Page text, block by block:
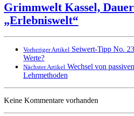
Grimmwelt Kassel,
„Erlebniswelt“
Vorheriger Artikel Seiwert-Tipp No.
Werte?
Nächster Artikel Wechsel von
Lehrmethoden
Keine Kommentare vorhanden